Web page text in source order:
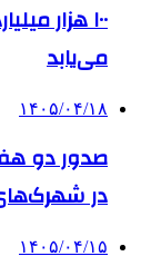
۱۰۰ هزار
می‌یابد
۱۴۰۵/۰۴/۱۸
صدور دو
در
۱۴۰۵/۰۴/۱۵